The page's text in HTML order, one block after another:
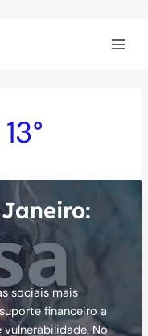
sociais mais
financeiro a
No